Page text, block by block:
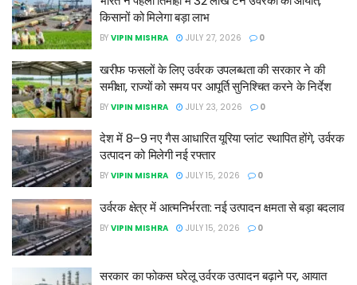
किसानों को मिलेगा बड़ा लाभ
BY VIPIN MISHRA JULY 27, 2026 0
खरीफ फसलों के लिए उर्वरक उपलब्धता की सरकार ने की
समीक्षा, राज्यों को समय पर आपूर्ति सुनिश्चित करने के निर्देश
BY VIPIN MISHRA JULY 23, 2026 0
देश में 8–9 नए गैस आधारित यूरिया प्लांट स्थापित होंगे, उर्वरक
उत्पादन को मिलेगी नई रफ्तार
BY VIPIN MISHRA JULY 15, 2026 0
उर्वरक क्षेत्र में आत्मनिर्भरता: नई उत्पादन क्षमता से बड़ा बदलाव
BY VIPIN MISHRA JULY 15, 2026 0
सरकार का फोकस घरेलू उर्वरक उत्पादन बढ़ाने पर, आयात